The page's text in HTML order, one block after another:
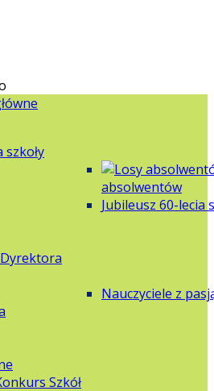
absolwentów
Jubileusz 60-lecia
Nauczyciele z
Szkół